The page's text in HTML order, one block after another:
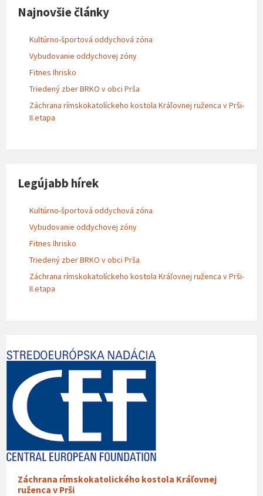
Najnovšie články
Kultúrno-športová oddychová zóna
Vybudovanie oddychovej zóny
Fitnes Ihrisko
Triedený zber BRKO v obci Prša
Záchrana rímskokatolíckeho kostola Kráľovnej ruženca v Prši-
II.etapa
Legújabb hírek
Kultúrno-športová oddychová zóna
Vybudovanie oddychovej zóny
Fitnes Ihrisko
Triedený zber BRKO v obci Prša
Záchrana rímskokatolíckeho kostola Kráľovnej ruženca v Prši-
II.etapa
Záchrana rímskokatolického kostola Kráľovnej
ruženca v Prši